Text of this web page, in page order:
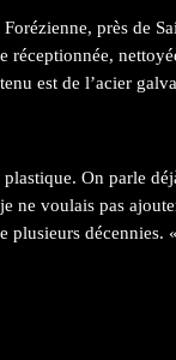
près de
réceptionnée,
est de l’acier
On parle
ne voulais pas
décennies.